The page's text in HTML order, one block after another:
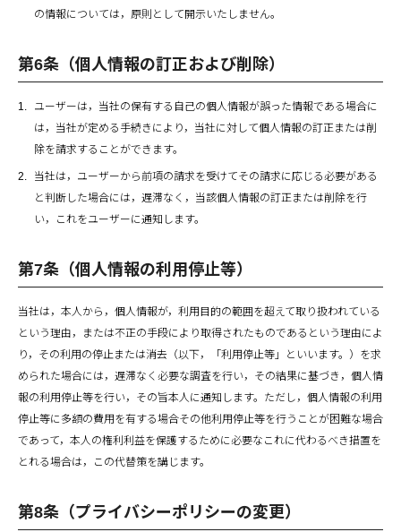
の情報については，原則として開示いたしません。
第6条（個人情報の訂正および削除）
ユーザーは，当社の保有する自己の個人情報が誤った情報である場合に
は，当社が定める手続きにより，当社に対して個人情報の訂正または削
除を請求することができます。
当社は，ユーザーから前項の請求を受けてその請求に応じる必要がある
と判断した場合には，遅滞なく，当該個人情報の訂正または削除を行
い，これをユーザーに通知します。
第7条（個人情報の利用停止等）
当社は，本人から，個人情報が，利用目的の範囲を超えて取り扱われている
という理由，または不正の手段により取得されたものであるという理由によ
り，その利用の停止または消去（以下，「利用停止等」といいます。）を求
められた場合には，遅滞なく必要な調査を行い，その結果に基づき，個人情
報の利用停止等を行い，その旨本人に通知します。ただし，個人情報の利用
停止等に多額の費用を有する場合その他利用停止等を行うことが困難な場合
であって，本人の権利利益を保護するために必要なこれに代わるべき措置を
とれる場合は，この代替策を講じます。
第8条（プライバシーポリシーの変更）